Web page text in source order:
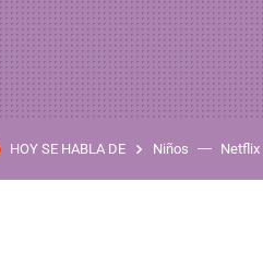
HOY SE HABLA DE Niños Netflix